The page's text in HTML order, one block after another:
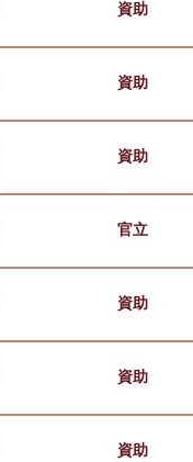
資助
資助
資助
官立
資助
資助
資助